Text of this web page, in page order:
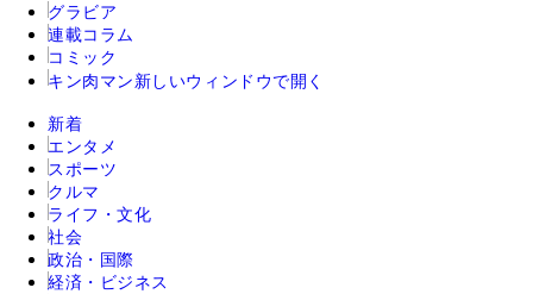
グラビア
連載コラム
コミック
キン肉マン 新しいウィンドウで開く
新着
エンタメ
スポーツ
クルマ
ライフ・文化
社会
政治・国際
経済・ビジネス